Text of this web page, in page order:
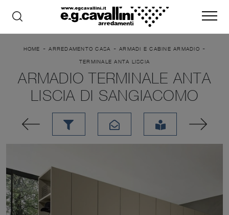
HOME -ARREDAMENTO CASA -ARMADI E CABINE ARMADIO -
TERMINALE ANTA LISCIA
ARMADIO TERMINALE ANTA
LISCIA DI SANGIACOMO